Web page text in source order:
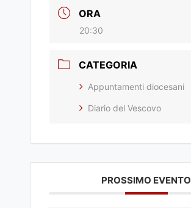
ORA
20:30
CATEGORIA
Appuntamenti diocesani
Diario del Vescovo
PROSSIMO EVENTO